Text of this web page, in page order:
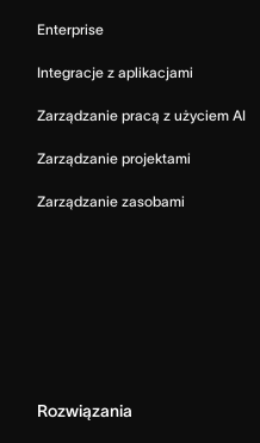
Enterprise
Integracje z aplikacjami
Zarządzanie pracą z użyciem AI
Zarządzanie projektami
Zarządzanie zasobami
Rozwiązania